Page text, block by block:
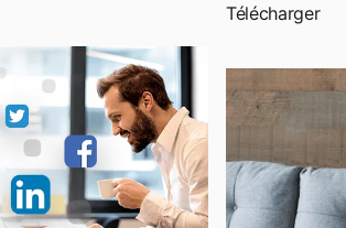
Télécharger